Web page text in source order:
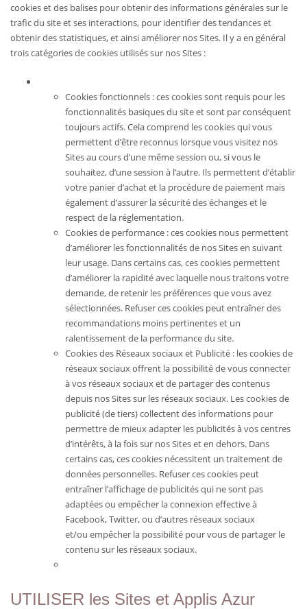
cookies et des balises pour obtenir des informations générales sur le
trafic du site et ses interactions, pour identifier des tendances et
obtenir des statistiques, et ainsi améliorer nos Sites. Il y a en général
trois catégories de cookies utilisés sur nos Sites :
Cookies fonctionnels : ces cookies sont requis pour les
fonctionnalités basiques du site et sont par conséquent
toujours actifs. Cela comprend les cookies qui vous
permettent d’être reconnus lorsque vous visitez nos
Sites au cours d’une même session ou, si vous le
souhaitez, d’une session à l’autre. Ils permettent d’établir
votre panier d’achat et la procédure de paiement mais
également d’assurer la sécurité des échanges et le
respect de la réglementation.
Cookies de performance : ces cookies nous permettent
d’améliorer les fonctionnalités de nos Sites en suivant
leur usage. Dans certains cas, ces cookies permettent
d’améliorer la rapidité avec laquelle nous traitons votre
demande, de retenir les préférences que vous avez
sélectionnées. Refuser ces cookies peut entraîner des
recommandations moins pertinentes et un
ralentissement de la performance du site.
Cookies des Réseaux sociaux et Publicité : les cookies de
réseaux sociaux offrent la possibilité de vous connecter
à vos réseaux sociaux et de partager des contenus
depuis nos Sites sur les réseaux sociaux. Les cookies de
publicité (de tiers) collectent des informations pour
permettre de mieux adapter les publicités à vos centres
d’intérêts, à la fois sur nos Sites et en dehors. Dans
certains cas, ces cookies nécessitent un traitement de
données personnelles. Refuser ces cookies peut
entraîner l’affichage de publicités qui ne sont pas
adaptées ou empêcher la connexion effective à
Facebook, Twitter, ou d’autres réseaux sociaux
et/ou empêcher la possibilité pour vous de partager le
contenu sur les réseaux sociaux.
UTILISER les Sites et Applis Azur